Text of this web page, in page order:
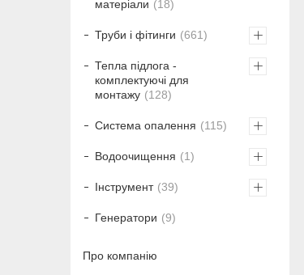
матеріали
18
Труби і фітинги 661
Тепла підлога -
комплектуючі для
монтажу
128
Система опалення 115
Водоочищення 1
Інструмент 39
Генератори 9
Про компанію